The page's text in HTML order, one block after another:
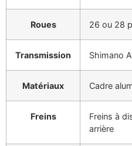
Roues 26 ou 28
Transmission Shimano
Matériaux Cadre
Freins
Freins à
arrière